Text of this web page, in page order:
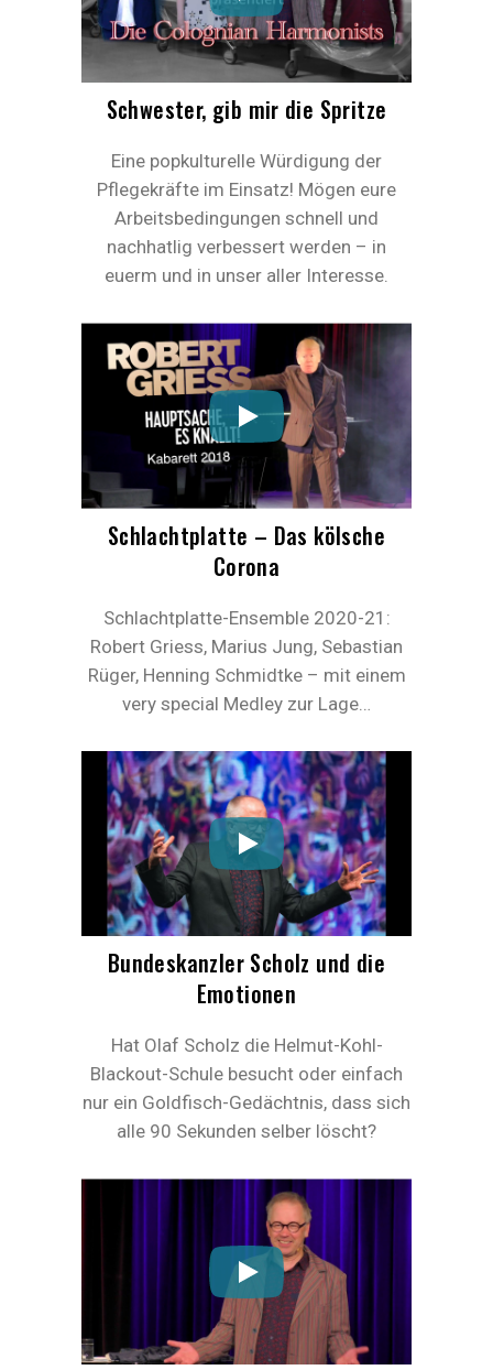
Schwester, gib mir die Spritze
Eine popkulturelle Würdigung der
Pflegekräfte im Einsatz! Mögen eure
Arbeitsbedingungen schnell und
nachhatlig verbessert werden – in
euerm und in unser aller Interesse.
Schlachtplatte – Das kölsche
Corona
Schlachtplatte-Ensemble 2020-21:
Robert Griess, Marius Jung, Sebastian
Rüger, Henning Schmidtke – mit einem
very special Medley zur Lage…
Bundeskanzler Scholz und die
Emotionen
Hat Olaf Scholz die Helmut-Kohl-
Blackout-Schule besucht oder einfach
nur ein Goldfisch-Gedächtnis, dass sich
alle 90 Sekunden selber löscht?